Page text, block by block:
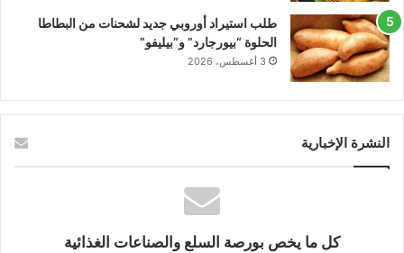
طلب استيراد أوروبي جديد لشحنات من البطاطا
الحلوة “بيورجارد” و”بيليفو”
3 أغسطس، 2026
النشرة الإخبارية
كل ما يخص بورصة السلع والصناعات الغذائية